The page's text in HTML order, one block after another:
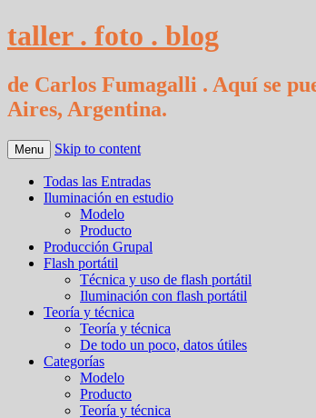
taller . foto . blog
de Carlos Fumagalli . Aquí se
Aires, Argentina.
Menu Skip to content
Todas las Entradas
Iluminación en estudio
Modelo
Producto
Producción Grupal
Flash portátil
Técnica y uso de flash portátil
Iluminación con flash portátil
Teoría y técnica
Teoría y técnica
De todo un poco, datos útiles
Categorías
Modelo
Producto
Teoría y técnica